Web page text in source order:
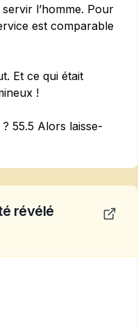
l’homme. Pour
est comparable
Et ce qui était
!
55.5 Alors laisse-
révélé